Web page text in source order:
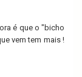
é que o "bicho
vem tem mais !